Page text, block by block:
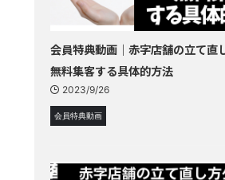
会員特典動画｜赤字店舗の立て直
無料集客する具体的方法
2023/9/26
会員特典動画